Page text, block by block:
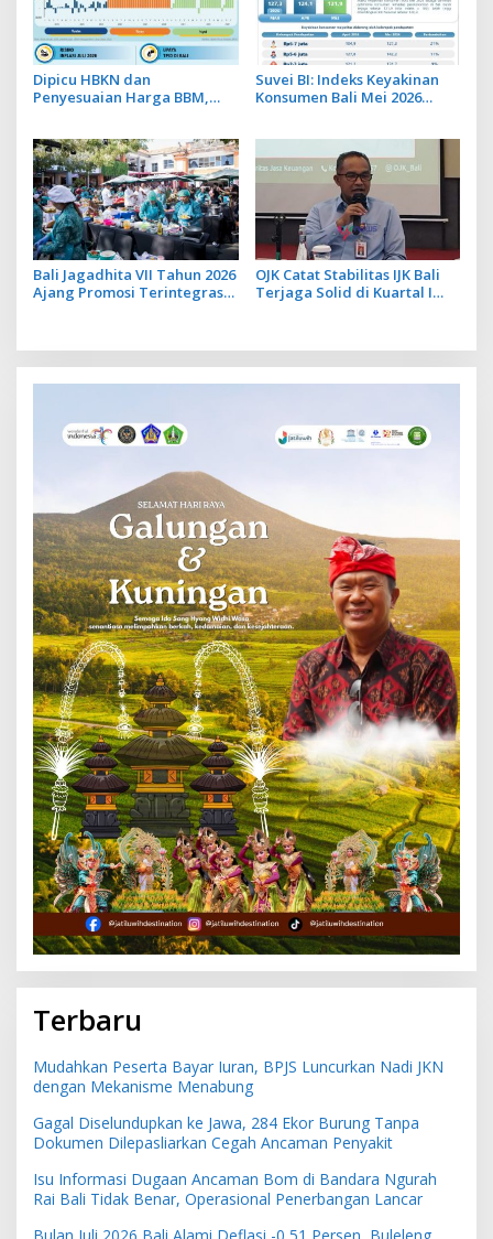
Dipicu HBKN dan
Penyesuaian Harga BBM,
Suvei BI: Indeks Keyakinan
Konsumen Bali Mei 2026
Bali Jagadhita VII Tahun 2026
Ajang Promosi Terintegrasi
OJK Catat Stabilitas IJK Bali
Terjaga Solid di Kuartal I
Terbaru
Mudahkan Peserta Bayar Iuran, BPJS Luncurkan Nadi JKN
dengan Mekanisme Menabung
Gagal Diselundupkan ke Jawa, 284 Ekor Burung Tanpa
Dokumen Dilepasliarkan Cegah Ancaman Penyakit
Isu Informasi Dugaan Ancaman Bom di Bandara Ngurah
Rai Bali Tidak Benar, Operasional Penerbangan Lancar
Bulan Juli 2026 Bali Alami Deflasi -0,51 Persen, Buleleng